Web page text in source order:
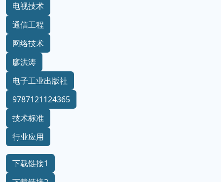
电视技术
通信工程
网络技术
廖洪涛
电子工业出版社
9787121124365
技术标准
行业应用
下载链接1